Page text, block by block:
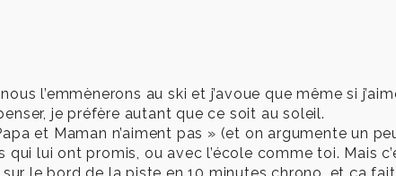
l’emmènerons au ski et j’avoue que même si
je préfère autant que ce soit au soleil.
et Maman n’aiment pas » (et on argumente un
lui ont promis, ou avec l’école comme toi. Mais
le bord de la piste en 10 minutes chrono, et ça